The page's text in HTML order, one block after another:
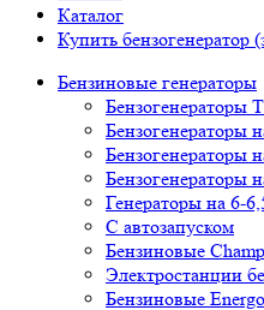
Каталог
Купить бензогенератор
Бензиновые генераторы
Бензогенераторы
Бензогенераторы
Бензогенераторы
Бензогенераторы
Генераторы на 6-
С автозапуском
Бензиновые
Электростанции
Бензиновые Energo